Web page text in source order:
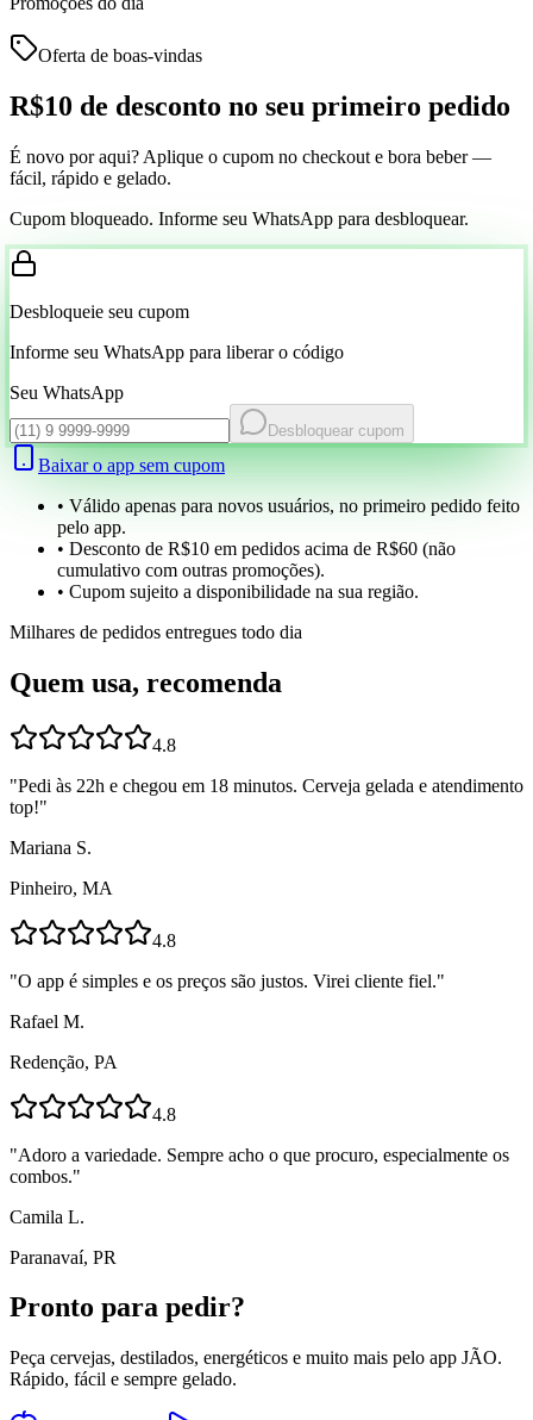
Oferta de boas-vindas
R$10 de desconto no seu primeiro pedido
É novo por aqui? Aplique o cupom no checkout e bora beber —
fácil, rápido e gelado.
Cupom bloqueado. Informe seu WhatsApp para desbloquear.
Desbloqueie seu cupom
Informe seu WhatsApp para liberar o código
Seu WhatsApp
Desbloquear cupom
Baixar o app sem cupom
• Válido apenas para novos usuários, no primeiro pedido feito
pelo app.
• Desconto de R$10 em pedidos acima de R$60 (não
cumulativo com outras promoções).
• Cupom sujeito a disponibilidade na sua região.
Milhares de pedidos entregues todo dia
Quem usa, recomenda
4.8
"Pedi às 22h e chegou em 18 minutos. Cerveja gelada e atendimento
top!"
Mariana S.
Pinheiro, MA
4.8
"O app é simples e os preços são justos. Virei cliente fiel."
Rafael M.
Redenção, PA
4.8
"Adoro a variedade. Sempre acho o que procuro, especialmente os
combos."
Camila L.
Paranavaí, PR
Pronto para pedir?
Peça cervejas, destilados, energéticos e muito mais pelo app JÃO.
Rápido, fácil e sempre gelado.